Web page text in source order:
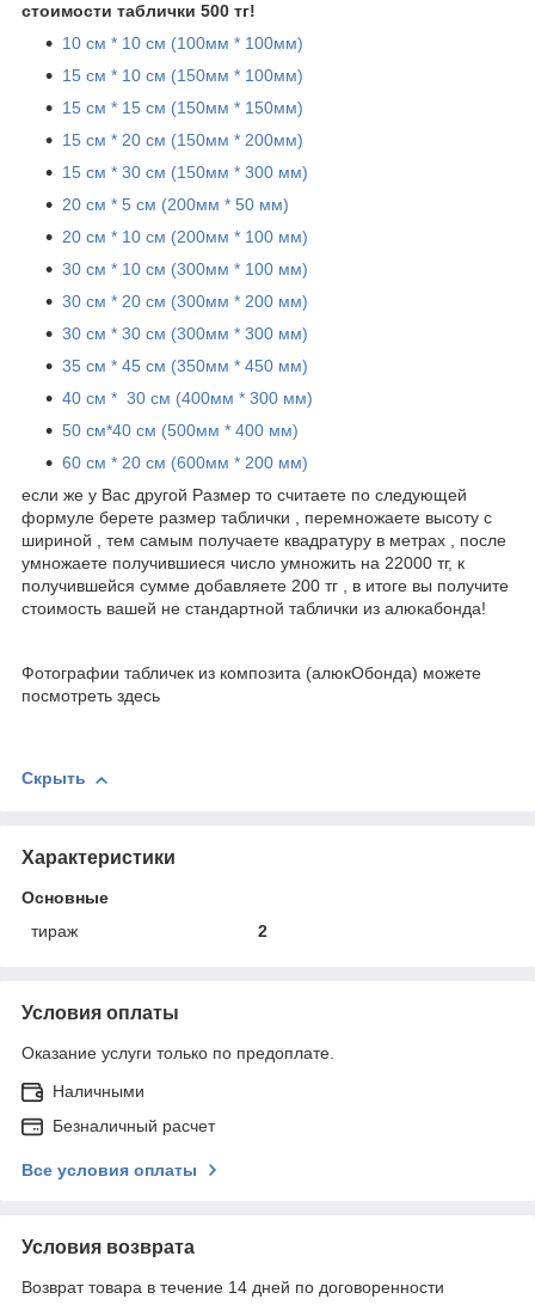
стоимости таблички 500 тг!
10 см * 10 см (100мм * 100мм)
15 см * 10 см (150мм * 100мм)
15 см * 15 см (150мм * 150мм)
15 см * 20 см (150мм * 200мм)
15 см * 30 см (150мм * 300 мм)
20 см * 5 см (200мм * 50 мм)
20 см * 10 см (200мм * 100 мм)
30 см * 10 см (300мм * 100 мм)
30 см * 20 см (300мм * 200 мм)
30 см * 30 см (300мм * 300 мм)
35 см * 45 см (350мм * 450 мм)
40 см * 30 см (400мм * 300 мм)
50 см*40 см (500мм * 400 мм)
60 см * 20 см (600мм * 200 мм)
если же у Вас другой Размер то считаете по следующей
формуле берете размер таблички , перемножаете высоту с
шириной , тем самым получаете квадратуру в метрах , после
умножаете получившиеся число умножить на 22000 тг, к
получившейся сумме добавляете 200 тг , в итоге вы получите
стоимость вашей не стандартной таблички из алюкабонда!
Фотографии табличек из композита (алюкОбонда) можете
посмотреть здесь
Скрыть
Характеристики
Основные
тираж
2
Условия оплаты
Оказание услуги только по предоплате.
Наличными
Безналичный расчет
Все условия оплаты
Условия возврата
Возврат товара в течение 14 дней по договоренности